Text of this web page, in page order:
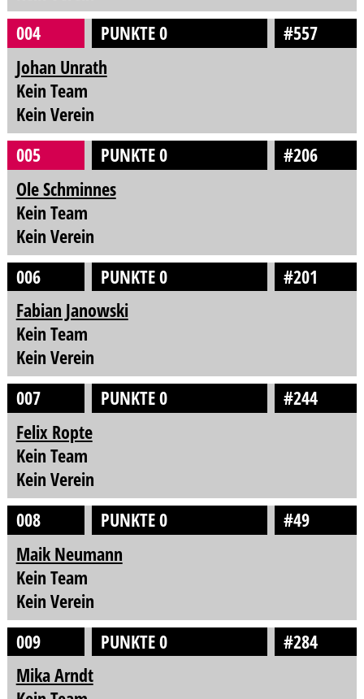
004
PUNKTE 0
#557
Johan Unrath
Kein Team
Kein Verein
005
PUNKTE 0
#206
Ole Schminnes
Kein Team
Kein Verein
006
PUNKTE 0
#201
Fabian Janowski
Kein Team
Kein Verein
007
PUNKTE 0
#244
Felix Ropte
Kein Team
Kein Verein
008
PUNKTE 0
#49
Maik Neumann
Kein Team
Kein Verein
009
PUNKTE 0
#284
Mika Arndt